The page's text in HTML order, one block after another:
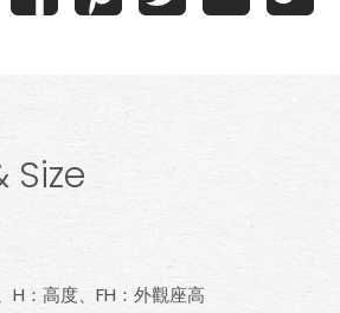
Size
H：高度、FH：外觀座高